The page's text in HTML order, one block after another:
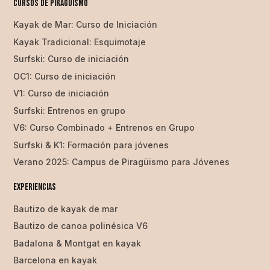
Cursos de piragüismo
Kayak de Mar: Curso de Iniciación
Kayak Tradicional: Esquimotaje
Surfski: Curso de iniciación
OC1: Curso de iniciación
V1: Curso de iniciación
Surfski: Entrenos en grupo
V6: Curso Combinado + Entrenos en Grupo
Surfski & K1: Formación para jóvenes
Verano 2025: Campus de Piragüismo para Jóvenes
EXPERIENCIAS
Bautizo de kayak de mar
Bautizo de canoa polinésica V6
Badalona & Montgat en kayak
Barcelona en kayak